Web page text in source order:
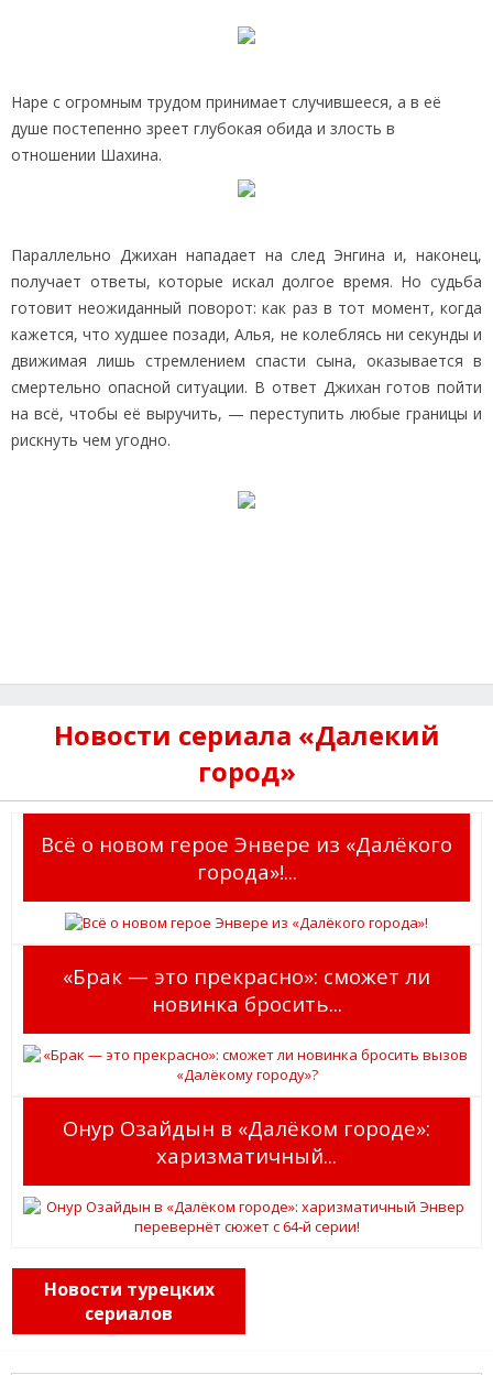
Наре с огромным трудом принимает случившееся, а в её
душе постепенно зреет глубокая обида и злость в
отношении Шахина.
Параллельно Джихан нападает на след Энгина и, наконец,
получает ответы, которые искал долгое время. Но судьба
готовит неожиданный поворот: как раз в тот момент, когда
кажется, что худшее позади, Алья, не колеблясь ни секунды и
движимая лишь стремлением спасти сына, оказывается в
смертельно опасной ситуации. В ответ Джихан готов пойти
на всё, чтобы её выручить, — переступить любые границы и
рискнуть чем угодно.
Новости сериала «Далекий
город»
Всё о новом герое Энвере из «Далёкого
города»!...
«Брак — это прекрасно»: сможет ли
новинка бросить...
Онур Озайдын в «Далёком городе»:
харизматичный...
Новости турецких
сериалов